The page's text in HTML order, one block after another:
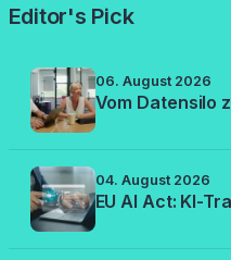
Editor's Pick
06. August 2026
Vom Datensilo
04. August 2026
EU AI Act: KI-